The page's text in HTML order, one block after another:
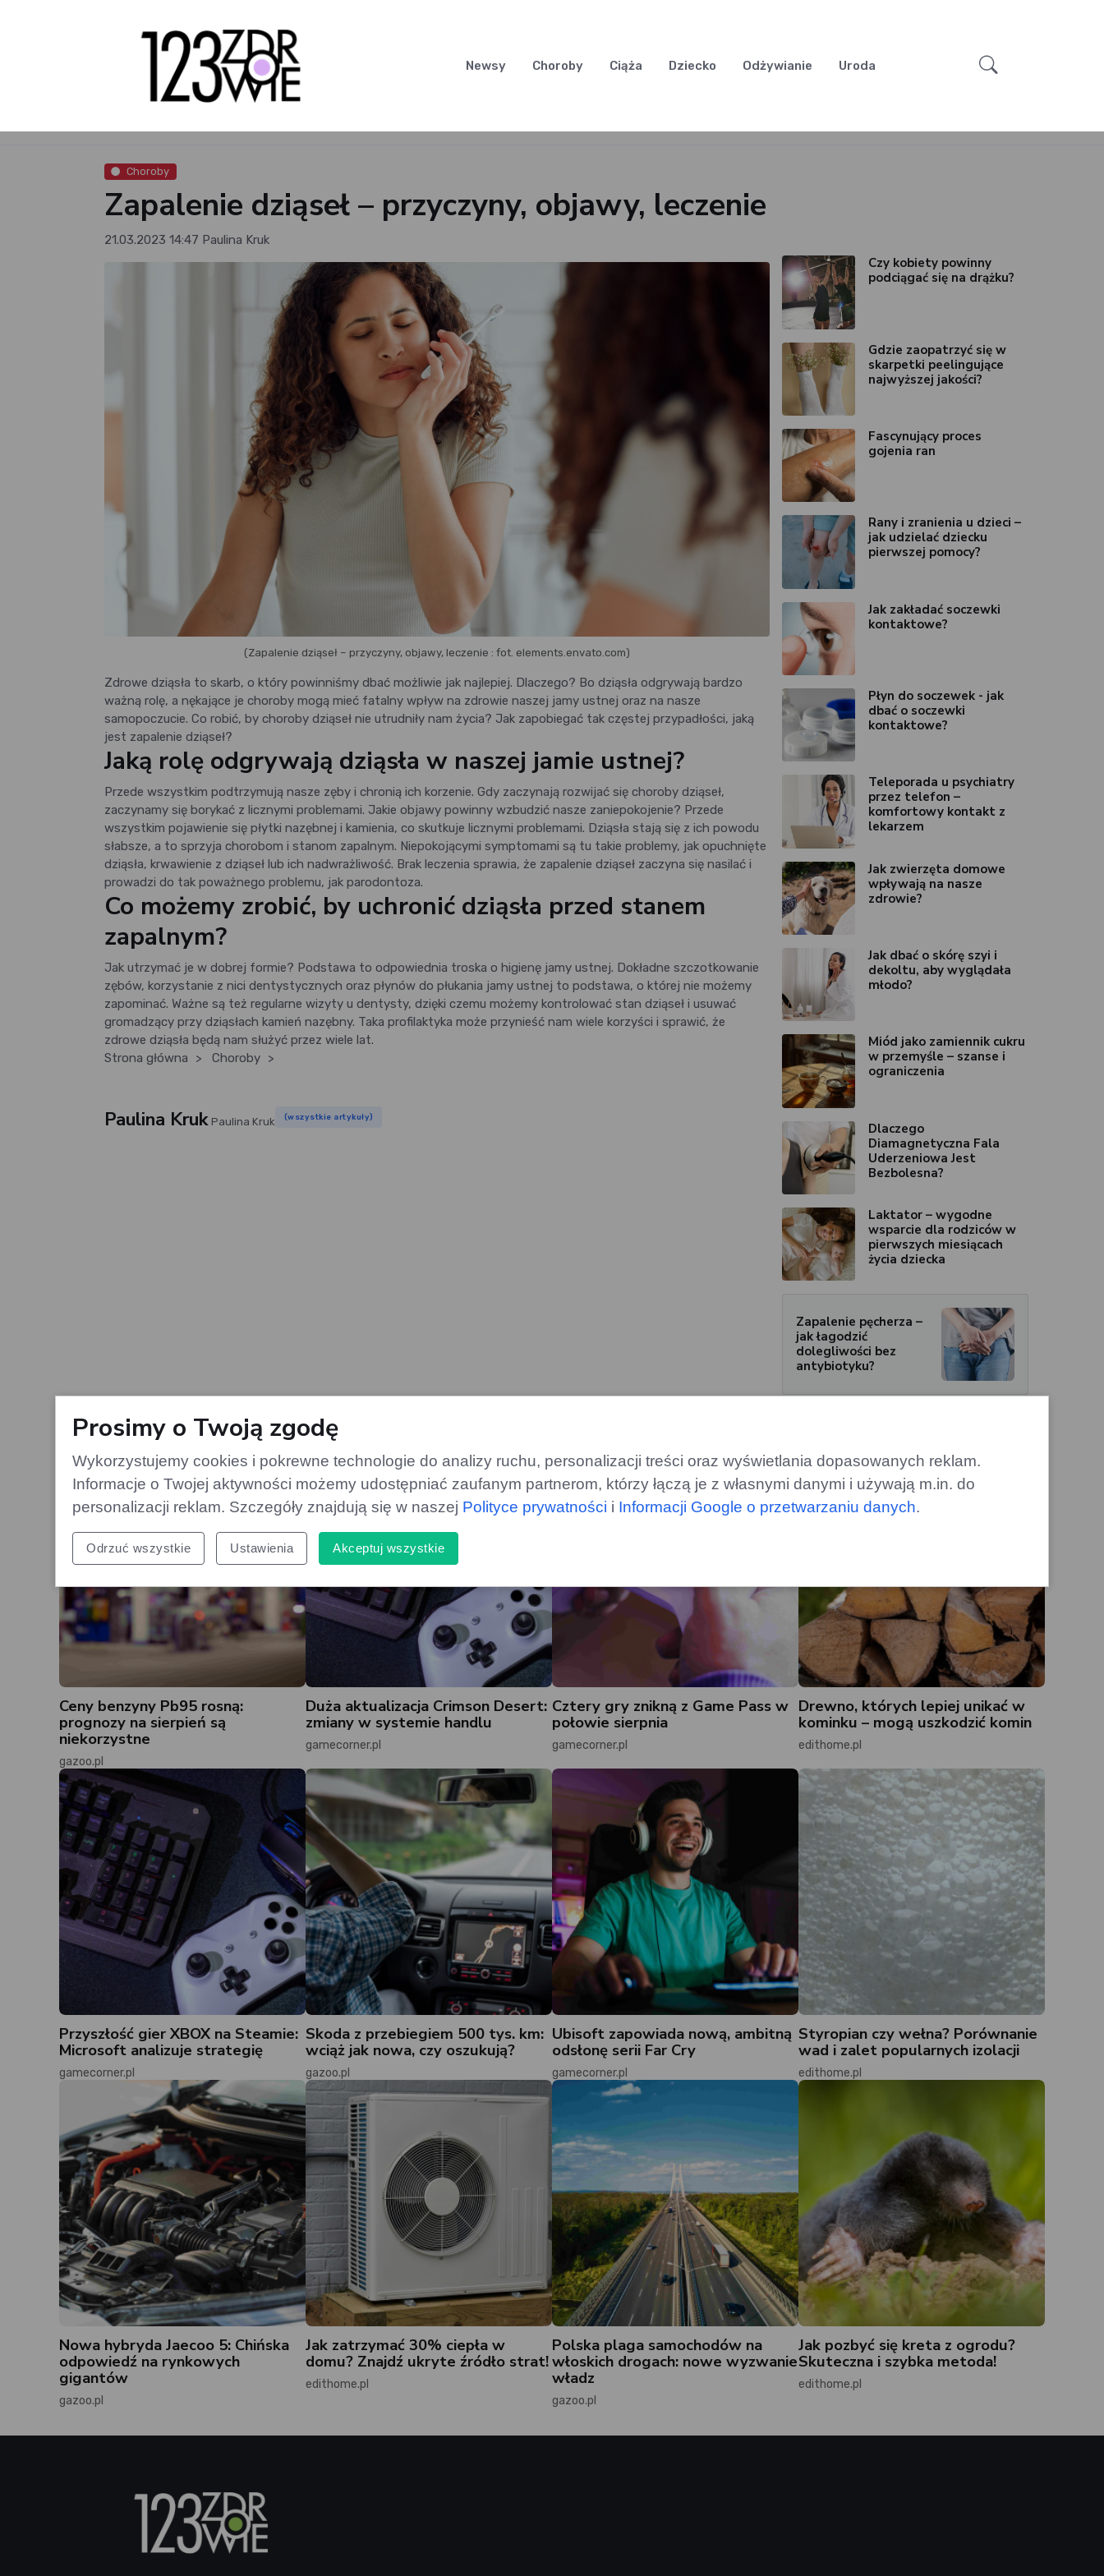
Newsy Choroby Ciąża Dziecko Odżywianie Uroda
Choroby
Zapalenie dziąseł – przyczyny, objawy, leczenie
21.03.2023 14:47 Paulina Kruk
(Zapalenie dziąseł – przyczyny, objawy, leczenie : fot. elements.envato.com)
Zdrowe dziąsła to skarb, o który powinniśmy dbać możliwie jak najlepiej. Dlaczego? Bo dziąsła odgrywają bardzo
ważną rolę, a nękające je choroby mogą mieć fatalny wpływ na zdrowie naszej jamy ustnej oraz na nasze
samopoczucie. Co robić, by choroby dziąseł nie utrudniły nam życia? Jak zapobiegać tak częstej przypadłości, jaką
jest zapalenie dziąseł?
Jaką rolę odgrywają dziąsła w naszej jamie ustnej?
Przede wszystkim podtrzymują nasze zęby i chronią ich korzenie. Gdy zaczynają rozwijać się choroby dziąseł,
zaczynamy się borykać z licznymi problemami. Jakie objawy powinny wzbudzić nasze zaniepokojenie? Przede
wszystkim pojawienie się płytki nazębnej i kamienia, co skutkuje licznymi problemami. Dziąsła stają się z ich powodu
słabsze, a to sprzyja chorobom i stanom zapalnym. Niepokojącymi symptomami są tu takie problemy, jak opuchnięte
dziąsła, krwawienie z dziąseł lub ich nadwrażliwość. Brak leczenia sprawia, że zapalenie dziąseł zaczyna się nasilać i
prowadzi do tak poważnego problemu, jak parodontoza.
Co możemy zrobić, by uchronić dziąsła przed stanem
zapalnym?
Jak utrzymać je w dobrej formie? Podstawa to odpowiednia troska o higienę jamy ustnej. Dokładne szczotkowanie
zębów, korzystanie z nici dentystycznych oraz płynów do płukania jamy ustnej to podstawa, o której nie możemy
zapominać. Ważne są też regularne wizyty u dentysty, dzięki czemu możemy kontrolować stan dziąseł i usuwać
gromadzący przy dziąsłach kamień nazębny. Taka profilaktyka może przynieść nam wiele korzyści i sprawić, że
zdrowe dziąsła będą nam służyć przez wiele lat.
Strona główna
> Choroby >
Paulina Kruk Paulina Kruk (wszystkie artykuły)
Czy kobiety powinny
podciągać się na drążku?
Gdzie zaopatrzyć się w
skarpetki peelingujące
najwyższej jakości?
Fascynujący proces
gojenia ran
Rany i zranienia u dzieci –
jak udzielać dziecku
pierwszej pomocy?
Jak zakładać soczewki
kontaktowe?
Płyn do soczewek - jak
dbać o soczewki
kontaktowe?
Teleporada u psychiatry
przez telefon –
komfortowy kontakt z
lekarzem
Jak zwierzęta domowe
wpływają na nasze
zdrowie?
Jak dbać o skórę szyi i
dekoltu, aby wyglądała
młodo?
Miód jako zamiennik cukru
w przemyśle – szanse i
ograniczenia
Dlaczego
Diamagnetyczna Fala
Uderzeniowa Jest
Bezbolesna?
Laktator – wygodne
wsparcie dla rodziców w
pierwszych miesiącach
życia dziecka
Zapalenie pęcherza –
jak łagodzić
dolegliwości bez
antybiotyku?
Ceny benzyny Pb95 rosną:
prognozy na sierpień są
niekorzystne
gazoo.pl
Duża aktualizacja Crimson Desert:
zmiany w systemie handlu
gamecorner.pl
Cztery gry znikną z Game Pass w
połowie sierpnia
gamecorner.pl
Drewno, których lepiej unikać w
kominku – mogą uszkodzić komin
edithome.pl
Przyszłość gier XBOX na Steamie:
Microsoft analizuje strategię
gamecorner.pl
Skoda z przebiegiem 500 tys. km:
wciąż jak nowa, czy oszukują?
gazoo.pl
Ubisoft zapowiada nową, ambitną
odsłonę serii Far Cry
gamecorner.pl
Styropian czy wełna? Porównanie
wad i zalet popularnych izolacji
edithome.pl
Nowa hybryda Jaecoo 5: Chińska
odpowiedź na rynkowych
gigantów
gazoo.pl
Jak zatrzymać 30% ciepła w
domu? Znajdź ukryte źródło strat!
edithome.pl
Polska plaga samochodów na
włoskich drogach: nowe wyzwanie
władz
gazoo.pl
Jak pozbyć się kreta z ogrodu?
Skuteczna i szybka metoda!
edithome.pl
Prosimy o Twoją zgodę
Wykorzystujemy cookies i pokrewne technologie do analizy ruchu, personalizacji treści oraz wyświetlania dopasowanych reklam.
Informacje o Twojej aktywności możemy udostępniać zaufanym partnerom, którzy łączą je z własnymi danymi i używają m.in. do
personalizacji reklam. Szczegóły znajdują się w naszej Polityce prywatności i Informacji Google o przetwarzaniu danych.
Odrzuć wszystkie Ustawienia Akceptuj wszystkie